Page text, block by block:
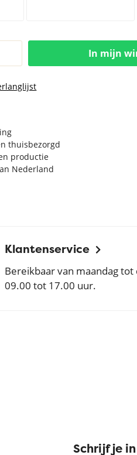
In mijn
thuisbezorgd
productie
Nederland
Klantenservice
Bereikbaar van maandag
09.00 tot 17.00 uur.
Schrijf je